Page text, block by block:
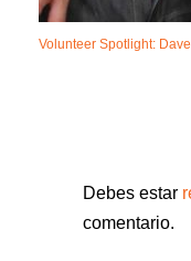
Volunteer Spotlight:
Debes estar
comentario.